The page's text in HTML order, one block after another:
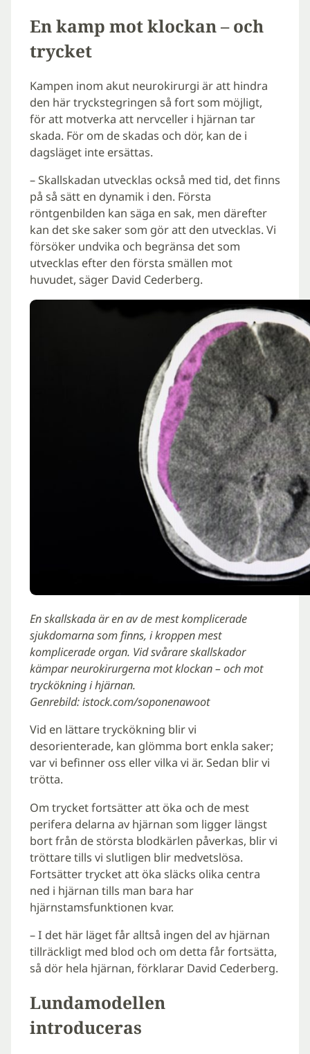
En kamp mot klockan – och
trycket
Kampen inom akut neurokirurgi är att hindra
den här tryckstegringen så fort som möjligt,
för att motverka att nervceller i hjärnan tar
skada. För om de skadas och dör, kan de i
dagsläget inte ersättas.
– Skallskadan utvecklas också med tid, det finns
på så sätt en dynamik i den. Första
röntgenbilden kan säga en sak, men därefter
kan det ske saker som gör att den utvecklas. Vi
försöker undvika och begränsa det som
utvecklas efter den första smällen mot
huvudet, säger David Cederberg.
En skallskada är en av de mest komplicerade
sjukdomarna som finns, i kroppen mest
komplicerade organ. Vid svårare skallskador
kämpar neurokirurgerna mot klockan – och mot
tryckökning i hjärnan.
Genrebild: istock.com/soponenawoot
Vid en lättare tryckökning blir vi
desorienterade, kan glömma bort enkla saker;
var vi befinner oss eller vilka vi är. Sedan blir vi
trötta.
Om trycket fortsätter att öka och de mest
perifera delarna av hjärnan som ligger längst
bort från de största blodkärlen påverkas, blir vi
tröttare tills vi slutligen blir medvetslösa.
Fortsätter trycket att öka släcks olika centra
ned i hjärnan tills man bara har
hjärnstamsfunktionen kvar.
– I det här läget får alltså ingen del av hjärnan
tillräckligt med blod och om detta får fortsätta,
så dör hela hjärnan, förklarar David Cederberg.
Lundamodellen
introduceras